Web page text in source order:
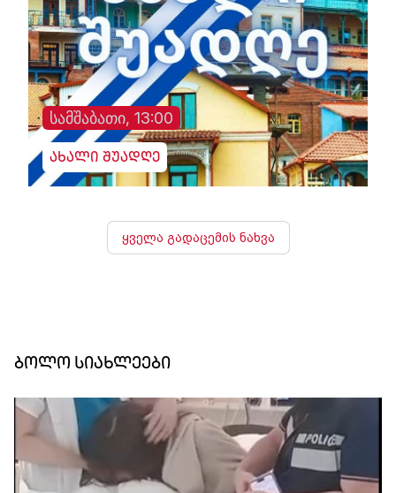
სამშაბათი, 13:00
ახალი შუადღე
ყველა გადაცემის ნახვა
ბოლო სიახლეები